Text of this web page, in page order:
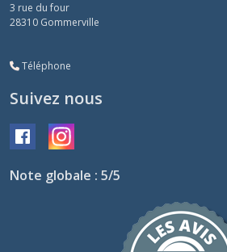
3 rue du four
28310 Gommerville
Téléphone
Suivez nous
Note globale : 5/5